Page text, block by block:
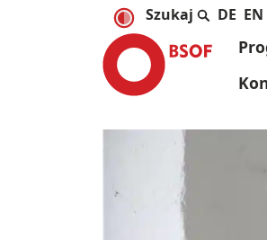
DE EN